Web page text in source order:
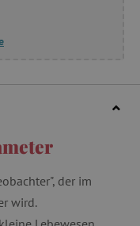
der im
wird.